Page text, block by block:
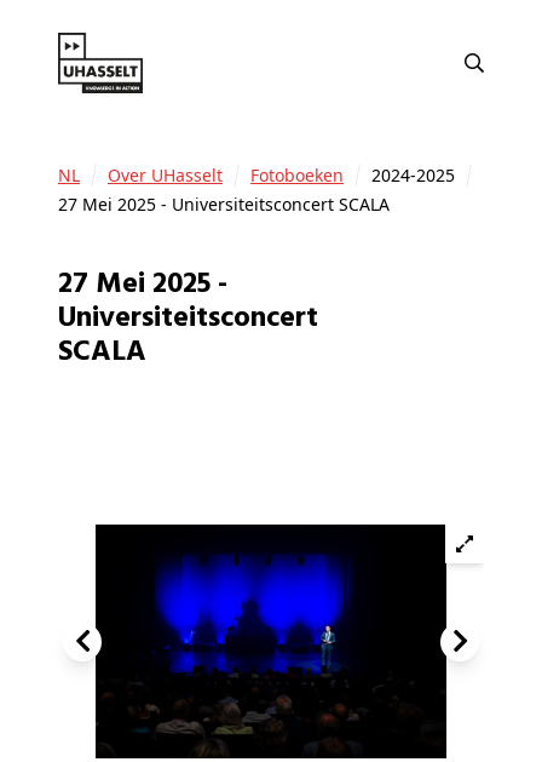
NL Over UHasselt Fotoboeken
2024-2025
27 Mei 2025 - Universiteitsconcert SCALA
27 Mei 2025 -
Universiteitsconcert
SCALA